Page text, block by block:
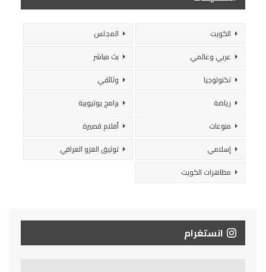
الكويت
المجلس
عربي وعالمي
بث مباشر
تكنولوجيا
وثائقي
رياضة
برامج يوتيوبية
منوعات
أفلام قصيرة
إسلامي
توثيق الغزو العراقي
مظاهرات الكويت
انستغرام